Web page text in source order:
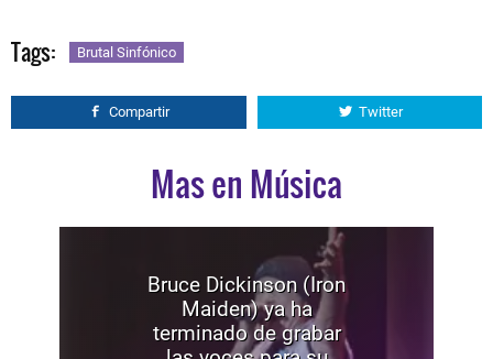
Tags: Brutal Sinfónico
Compartir Twitter
Mas en Música
Bruce Dickinson (Iron
Maiden) ya ha
terminado de grabar